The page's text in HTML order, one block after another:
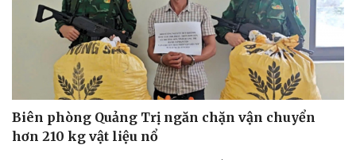
Biên phòng Quảng Trị ngăn chặn vận chuyển
hơn 210 kg vật liệu nổ